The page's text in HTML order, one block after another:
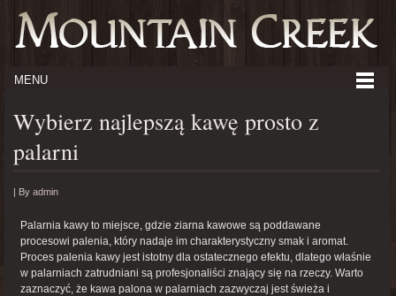
MENU
Wybierz najlepszą kawę prosto z
palarni
| By admin
Palarnia kawy to miejsce, gdzie ziarna kawowe są poddawane
procesowi palenia, który nadaje im charakterystyczny smak i aromat.
Proces palenia kawy jest istotny dla ostatecznego efektu, dlatego właśnie
w palarniach zatrudniani są profesjonaliści znający się na rzeczy. Warto
zaznaczyć, że kawa palona w palarniach zazwyczaj jest świeża i